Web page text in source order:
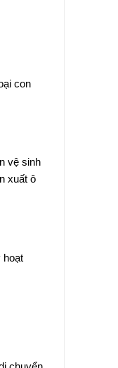
con
vệ sinh
xuất ô
hoạt